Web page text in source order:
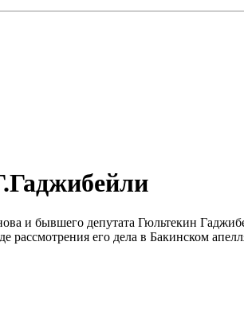
и бывшего депутата Гюльтекин
его дела в Бакинском